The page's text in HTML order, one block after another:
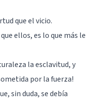
que el vicio.
ellos, es lo que más le
la esclavitud, y
por la fuerza!
sin duda, se debía